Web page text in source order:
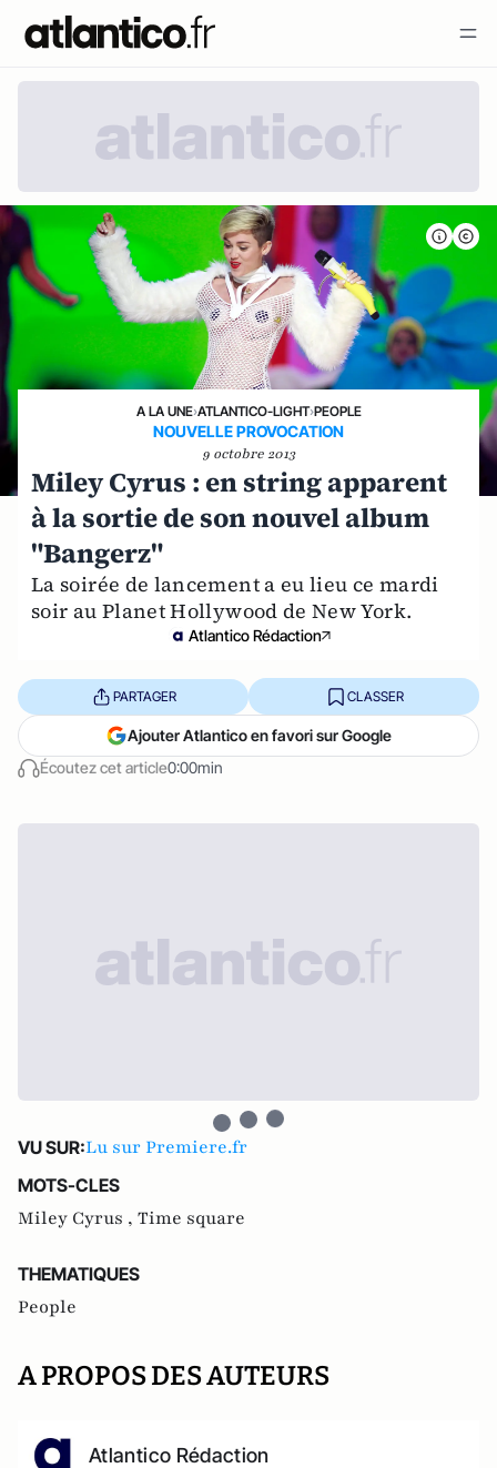
A LA UNE›ATLANTICO-LIGHT›PEOPLE
NOUVELLE PROVOCATION
9 octobre 2013
Miley Cyrus : en string apparent
à la sortie de son nouvel album
"Bangerz"
La soirée de lancement a eu lieu ce mardi
soir au Planet Hollywood de New York.
Atlantico Rédaction
Écoutez cet article0:00min
PARTAGER CLASSER
Ajouter Atlantico en favori sur Google
VU SUR:Lu sur Premiere.fr
MOTS-CLES
Miley Cyrus , Time square
THEMATIQUES
People
A PROPOS DES AUTEURS
Atlantico Rédaction